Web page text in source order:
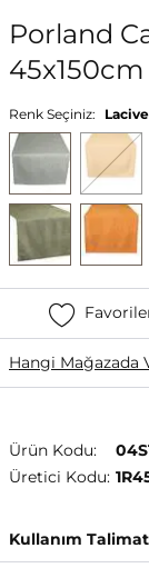
Porland
45x150cm
Renk Seçiniz:
Hangi Mağazada
Ürün Kodu:
Üretici Kodu:
Kullanım